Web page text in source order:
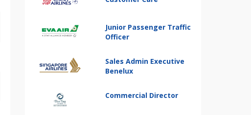
Junior Passenger Traffic
Officer
Sales Admin Executive
Benelux
Commercial Director